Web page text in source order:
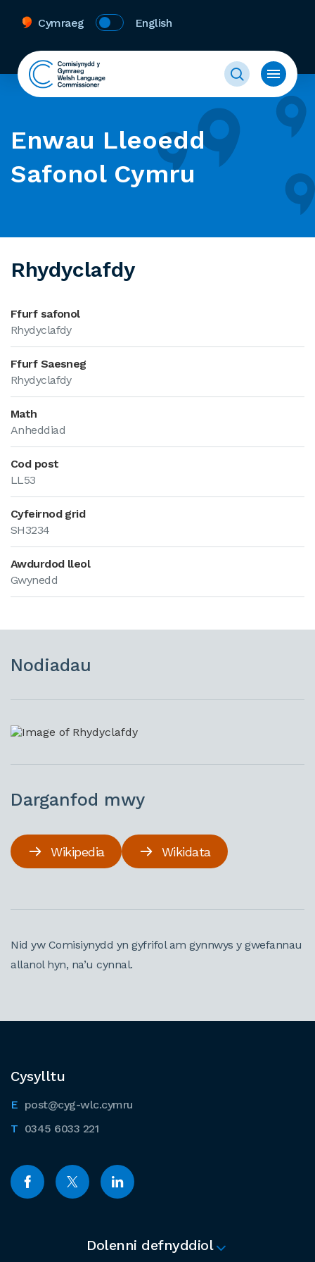
Cymraeg English
Enwau Lleoedd
Safonol Cymru
Rhydyclafdy
Ffurf safonol
Rhydyclafdy
Ffurf Saesneg
Rhydyclafdy
Math
Anheddiad
Cod post
LL53
Cyfeirnod grid
SH3234
Awdurdod lleol
Gwynedd
Nodiadau
Darganfod mwy
Wikipedia Wikidata
Nid yw Comisiynydd yn gyfrifol am gynnwys y gwefannau
allanol hyn, na’u cynnal.
Cysylltu
post@cyg-wlc.cymru
0345 6033 221
Dolenni defnyddiol